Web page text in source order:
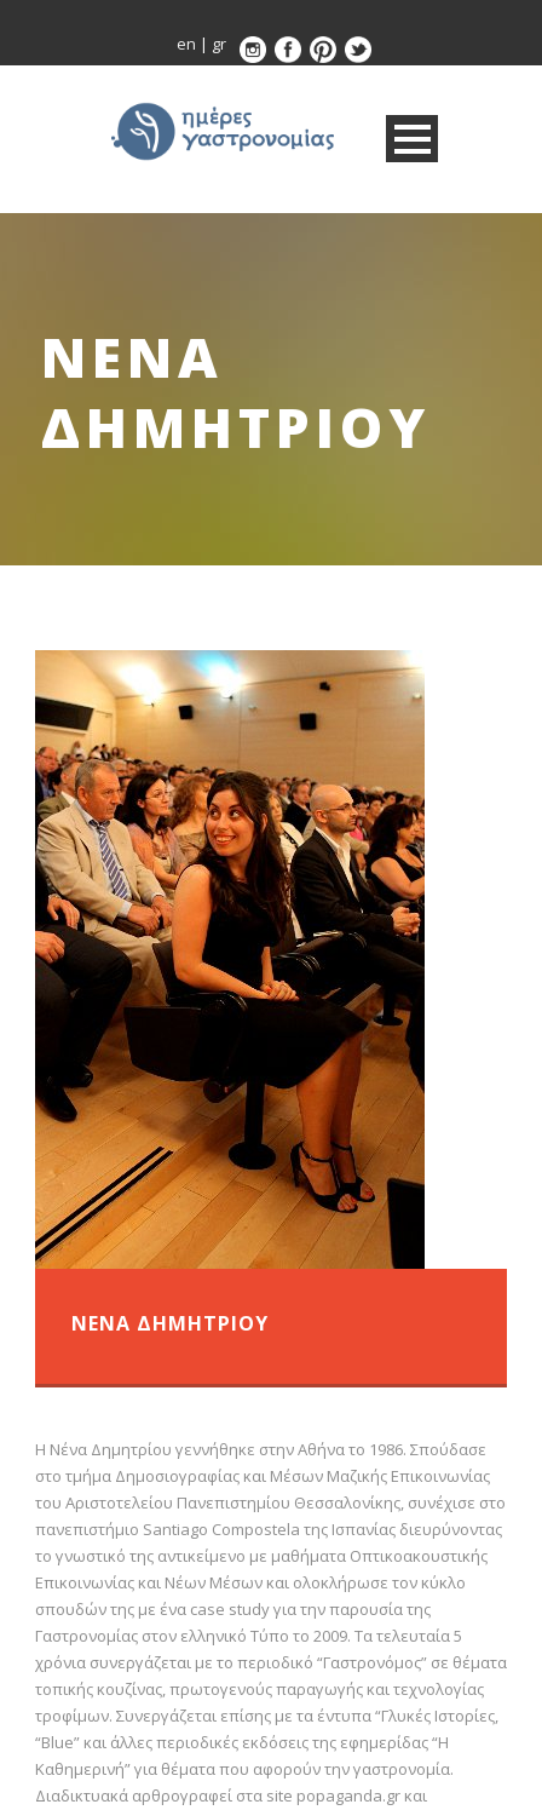
en | gr
ΝΕΝΑ
ΔΗΜΗΤΡΙΟΥ
ΝΕΝΑ ΔΗΜΗΤΡΙΟΥ
Η Νένα Δημητρίου γεννήθηκε στην Αθήνα το 1986. Σπούδασε
στο τμήμα Δημοσιογραφίας και Μέσων Μαζικής Επικοινωνίας
του Αριστοτελείου Πανεπιστημίου Θεσσαλονίκης, συνέχισε στο
πανεπιστήμιο Santiago Compostela της Ισπανίας διευρύνοντας
το γνωστικό της αντικείμενο με μαθήματα Oπτικοακουστικής
Eπικοινωνίας και Nέων Mέσων και ολοκλήρωσε τον κύκλο
σπουδών της με ένα case study για την παρουσία της
Γαστρονομίας στον ελληνικό Τύπο το 2009. Τα τελευταία 5
χρόνια συνεργάζεται με το περιοδικό “Γαστρονόμος” σε θέματα
τοπικής κουζίνας, πρωτογενούς παραγωγής και τεχνολογίας
τροφίμων. Συνεργάζεται επίσης με τα έντυπα “Γλυκές Ιστορίες,
“Blue” και άλλες περιοδικές εκδόσεις της εφημερίδας “Η
Καθημερινή” για θέματα που αφορούν την γαστρονομία.
Διαδικτυακά αρθρογραφεί στα site popaganda.gr και